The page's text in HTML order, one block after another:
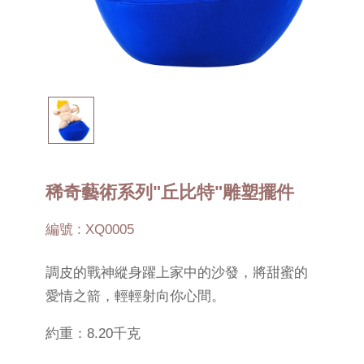
稀奇藝術系列"丘比特"雕塑擺件
編號 : XQ0005
調皮的戰神縱身躍上家中的沙發，將甜蜜的
愛情之箭，輕輕射向你心間。
約重：8.20千克